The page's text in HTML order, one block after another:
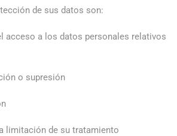
de sus datos son:
acceso a los datos personales relativos
o supresión
limitación de su tratamiento